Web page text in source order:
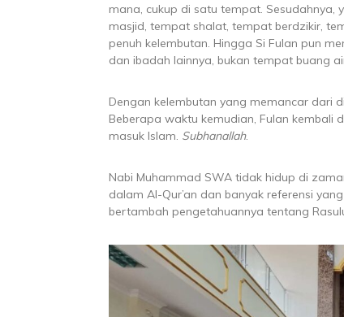
mana, cukup di satu tempat. Sesudahnya,
masjid, tempat shalat, tempat berdzikir,
penuh kelembutan. Hingga Si Fulan pun
dan ibadah lainnya, bukan tempat buang
Dengan kelembutan yang memancar dari
Beberapa waktu kemudian, Fulan kembali
masuk Islam. Subhanallah.
Nabi Muhammad SWA tidak hidup di
dalam Al-Qur’an dan banyak referensi
bertambah pengetahuannya tentang